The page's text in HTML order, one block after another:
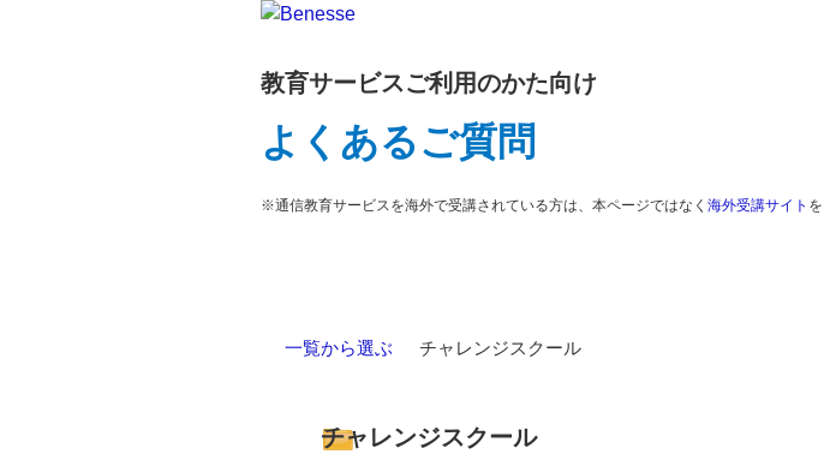
教育サービスご利用のかた向け
よくあるご質問
※通信教育サービスを海外で受講されている方は、本ページではなく 海外受講サイト
一覧から選ぶ チャレンジスクール
チャレンジスクール